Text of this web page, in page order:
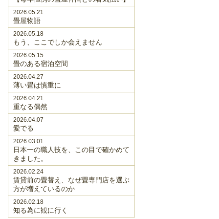
2026.05.21
畳屋物語
2026.05.18
もう、ここでしか会えません
2026.05.15
畳のある宿泊空間
2026.04.27
薄い畳は慎重に
2026.04.21
重なる偶然
2026.04.07
愛でる
2026.03.01
日本一の職人技を、この目で確かめて
きました。
2026.02.24
賃貸前の畳替え、なぜ畳専門店を選ぶ
方が増えているのか
2026.02.18
知る為に観に行く